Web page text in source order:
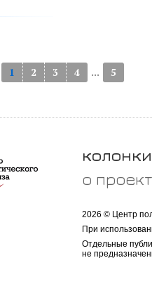
1 2 3 4 ... 5
колонки
о
2026 © Центр
При
Отдельные
не